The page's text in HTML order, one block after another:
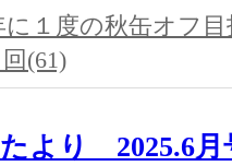
に１度の秋缶オフ目
(61)
より 2025.6